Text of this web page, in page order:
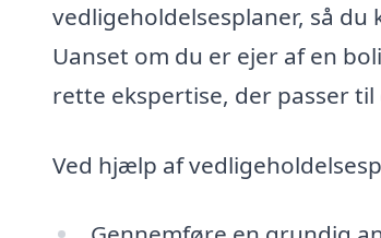
vedligeholdelsesplaner, så
Uanset om du er ejer af en
rette ekspertise, der passer
Ved hjælp af